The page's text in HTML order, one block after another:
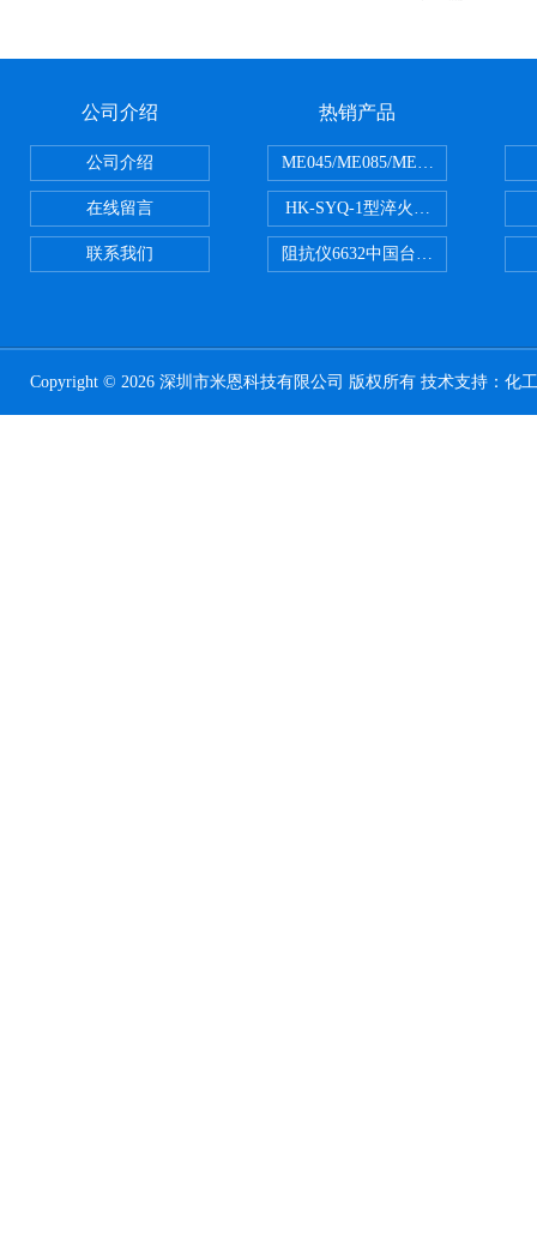
公司介绍
公司介绍
在线留言
联系我们
热销产品
ME045/ME085/ME150ME系列
HK-SYQ-1型淬火介质冷却性能测
阻抗仪6632中国台湾益和
Copyright © 2026 深圳市米恩科技有限公司 版权所有 技术支持： 化